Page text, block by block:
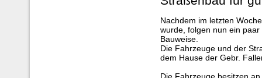
Nachdem im letzten
wurde, folgen nun ein
Bauweise.
Die Fahrzeuge und der
dem Hause der Gebr.